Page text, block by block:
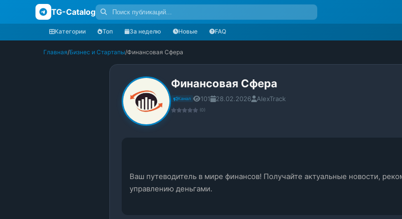
TG-Catalog
Категории Топ За неделю Новые FAQ
Главная/Бизнес и Стартапы/Финансовая Сфера
Финансовая Сфера
Канал 101 28.02.2026 AlexTrack
(0)
Ваш путеводитель в мире финансов! Получайте актуальные новости,
управлению деньгами.